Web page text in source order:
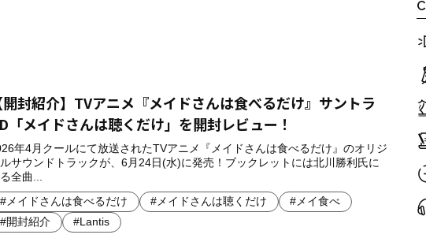
封紹介】TVアニメ『メイドさんは食べるだけ』サントラ
「メイドさんは聴くだけ」を開封レビュー！
年4月クールにて放送されたTVアニメ『メイドさんは食べるだけ』のオリジ
サウンドトラックが、6月24日(水)に発売！ブックレットには北川勝利氏に
全曲...
#メイドさんは食べるだけ #メイドさんは聴くだけ
#メイ食べ
#開封紹介
#Lantis